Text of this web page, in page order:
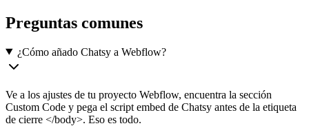
Preguntas comunes
¿Cómo añado Chatsy a Webflow?
Ve a los ajustes de tu proyecto Webflow, encuentra la sección
Custom Code y pega el script embed de Chatsy antes de la etiqueta
de cierre </body>. Eso es todo.